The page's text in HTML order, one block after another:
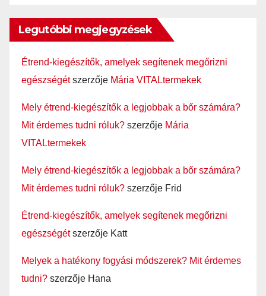
Legutóbbi megjegyzések
Étrend-kiegészítők, amelyek segítenek megőrizni
egészségétszerzője Mária VITALtermekek
Mely étrend-kiegészítők a legjobbak a bőr számára?
Mit érdemes tudni róluk? szerzője Mária
VITALtermekek
Mely étrend-kiegészítők a legjobbak a bőr számára?
Mit érdemes tudni róluk? szerzője Frid
Étrend-kiegészítők, amelyek segítenek megőrizni
egészségétszerzője Katt
Melyek a hatékony fogyási módszerek? Mit érdemes
tudni? szerzője Hana